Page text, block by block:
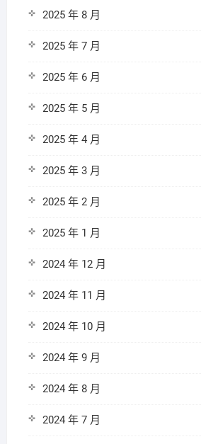
2025 年 8 月
2025 年 7 月
2025 年 6 月
2025 年 5 月
2025 年 4 月
2025 年 3 月
2025 年 2 月
2025 年 1 月
2024 年 12 月
2024 年 11 月
2024 年 10 月
2024 年 9 月
2024 年 8 月
2024 年 7 月